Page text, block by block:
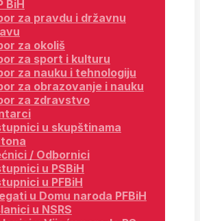
BiH
za pravdu i državnu
za okoliš
za sport i kulturu
za nauku i tehnologiju
za obrazovanje i nauku
za zdravstvo
u skupštinama
/ Odbornici
u PSBiH
u PFBiH
u Domu naroda PFBiH
u NSRS